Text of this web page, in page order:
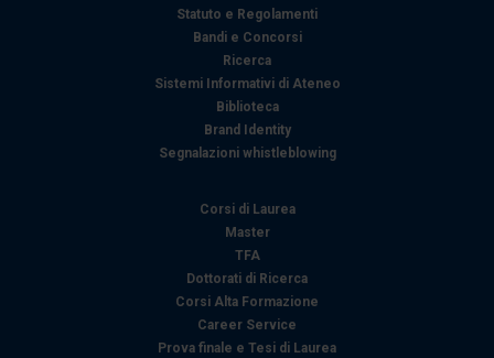
raccolto dal suo utilizzo dei loro servizi.
Statuto e Regolamenti
Bandi e Concorsi
Ricerca
Sistemi Informativi di Ateneo
Biblioteca
Brand Identity
Segnalazioni whistleblowing
Corsi di Laurea
Master
TFA
Dottorati di Ricerca
Corsi Alta Formazione
Career Service
Prova finale e Tesi di Laurea